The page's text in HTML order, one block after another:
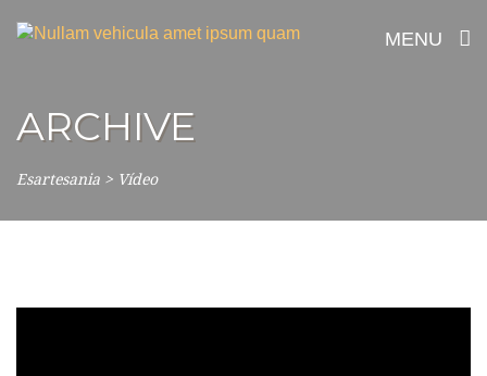
MENU
ARCHIVE
Esartesania > Vídeo